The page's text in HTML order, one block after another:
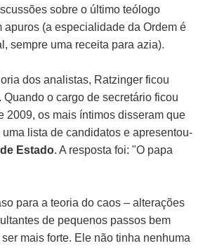
sobre o último teólogo
apuros (a especialidade da Ordem é
sempre uma receita para azia).
dos analistas, Ratzinger ficou
Quando o cargo de secretário ficou
2009, os mais íntimos disseram que
uma lista de candidatos e apresentou-
Estado. A resposta foi: "O papa
para a teoria do caos – alterações
de pequenos passos bem
mais forte. Ele não tinha nenhuma